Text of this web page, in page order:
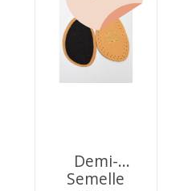
Demi-
Semelle